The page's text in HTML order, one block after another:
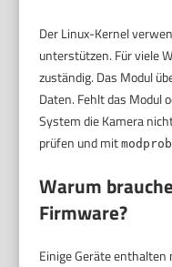
Der Linux-Kernel
unterstützen. Für viele
zuständig. Das Modul
Daten. Fehlt das Modul
System die Kamera
prüfen und mit
Warum
Firmware?
Einige Geräte